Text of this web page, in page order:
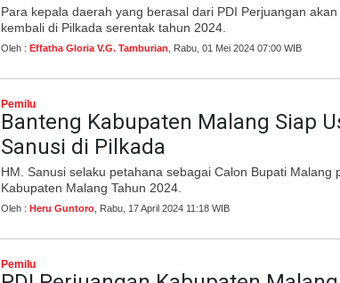
Para kepala daerah yang berasal dari PDI Perjuangan
kembali di Pilkada serentak tahun 2024.
Oleh : Effatha Gloria V.G. Tamburian , Rabu, 01 Mei 2024 07:00 WIB
Pemilu
Banteng Kabupaten Malang Siap
Sanusi di Pilkada
HM. Sanusi selaku petahana sebagai Calon Bupati Malang
Kabupaten Malang Tahun 2024.
Oleh : Heru Guntoro , Rabu, 17 April 2024 11:18 WIB
Pemilu